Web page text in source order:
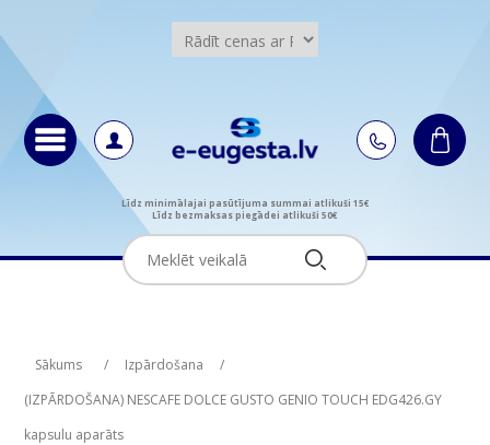
Līdz minimālajai pasūtījuma summai atlikuši 15€
Līdz bezmaksas piegādei atlikuši 50€
Sākums / Izpārdošana
/
(IZPĀRDOŠANA) NESCAFE DOLCE GUSTO GENIO TOUCH EDG426.GY
kapsulu aparāts